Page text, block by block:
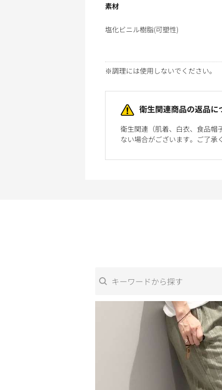
素材
塩化ビニル樹脂(可塑性)
※調理には使用しないでください。
衛生関連商品の返品に
衛生関連（肌着、白衣、食品帽
ない場合がございます。ご了承